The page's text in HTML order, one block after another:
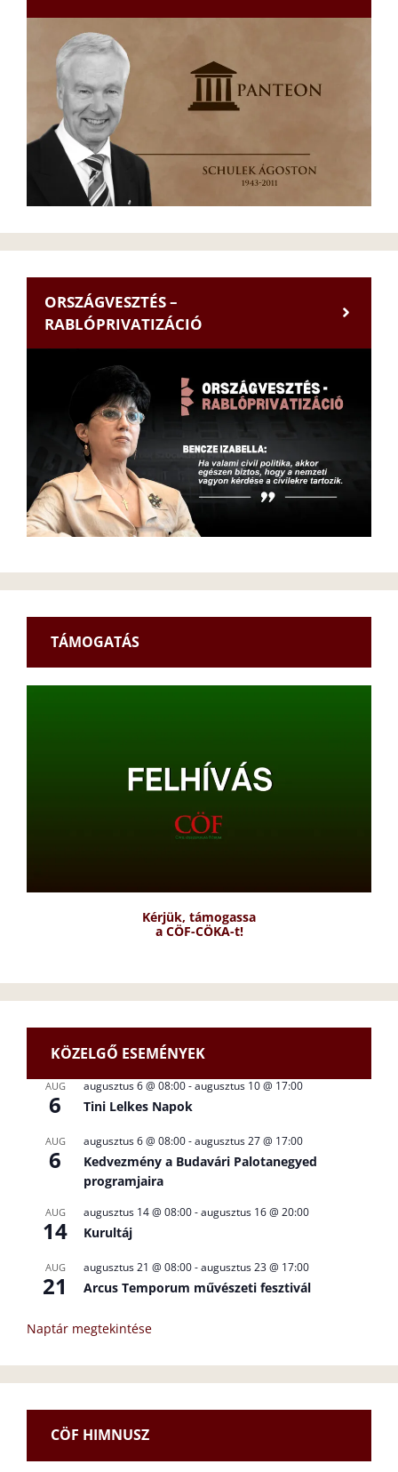
ORSZÁGVESZTÉS –
RABLÓPRIVATIZÁCIÓ
TÁMOGATÁS
Kérjük, támogassa
a CÖF-CÖKA-t!
KÖZELGŐ ESEMÉNYEK
AUG
6
augusztus 6 @ 08:00-augusztus 10 @ 17:00
Tini Lelkes Napok
AUG
6
augusztus 6 @ 08:00-augusztus 27 @ 17:00
Kedvezmény a Budavári Palotanegyed
programjaira
AUG
14
augusztus 14 @ 08:00-augusztus 16 @ 20:00
Kurultáj
AUG
21
augusztus 21 @ 08:00-augusztus 23 @ 17:00
Arcus Temporum művészeti fesztivál
Naptár megtekintése
CÖF HIMNUSZ